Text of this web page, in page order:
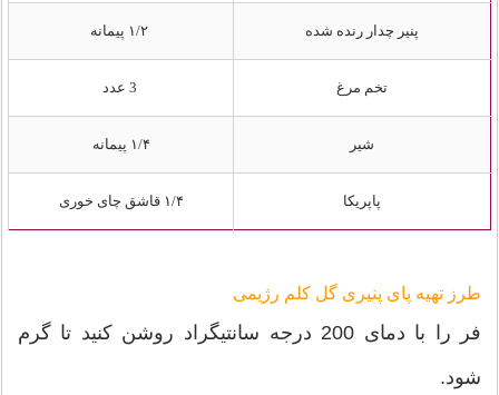
پنیر چدار رنده شده
تخم‌ مرغ
شیر ۱/۴ پیمانه
پاپریکا ۱/۴ قاشق چای‌ خوری
طرز تهیه پای پنیری گل کلم رژیمی
فر را با دمای 200 درجه سانتیگراد روشن کنید تا گرم
شود.